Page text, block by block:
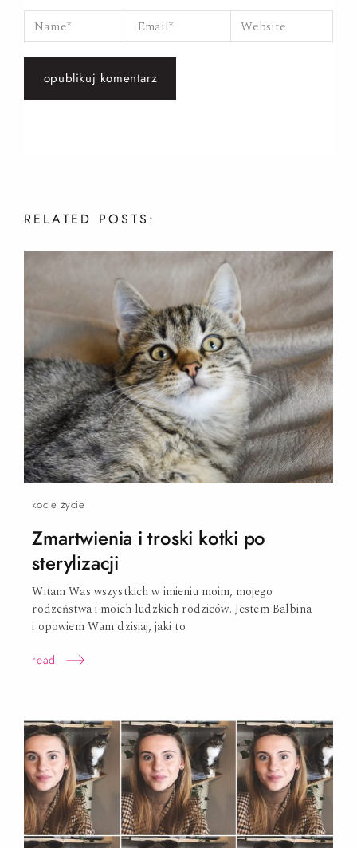
RELATED POSTS:
kocie życie
Zmartwienia i troski kotki po
sterylizacji
Witam Was wszystkich w imieniu moim, mojego
rodzeństwa i moich ludzkich rodziców. Jestem Balbina
i opowiem Wam dzisiaj, jaki to
read